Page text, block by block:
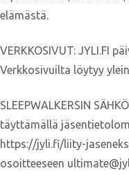
elämästä.
VERKKOSIVUT: JYLI.FI
Verkkosivuilta löytyy
SLEEPWALKERSIN
täyttämällä
https://jyli.fi/liity-
osoitteeseen